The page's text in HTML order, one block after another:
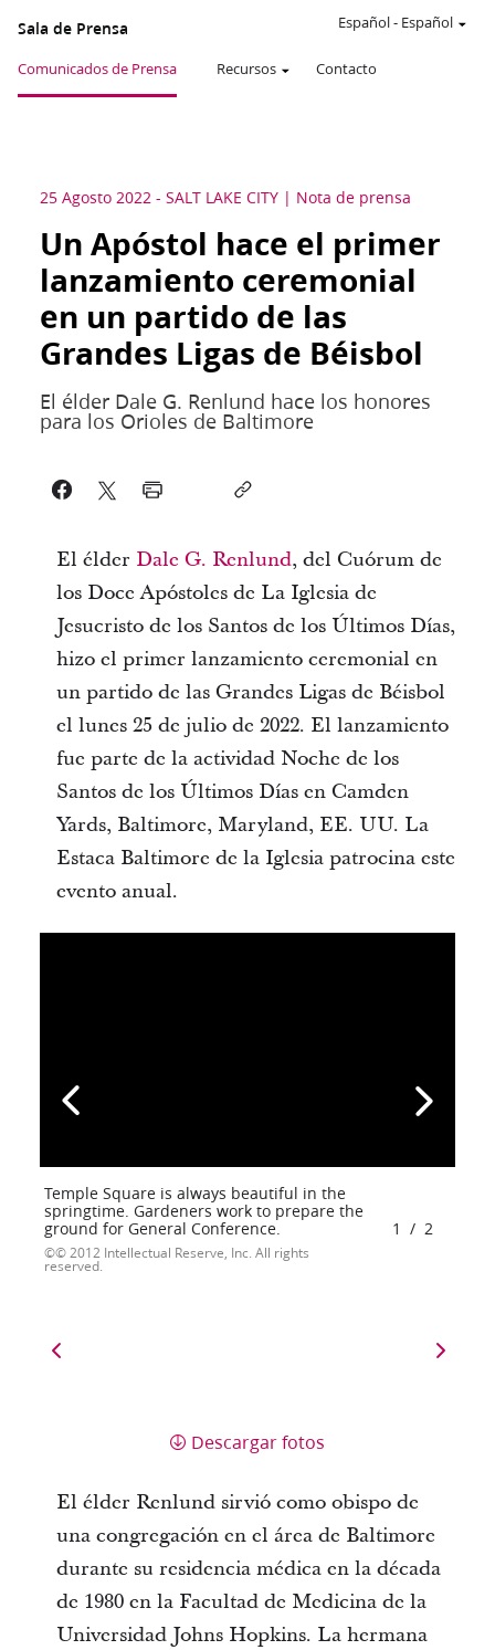
Sala de Prensa
Comunicados de Prensa Recursos Contacto
Español- Español
25 Agosto 2022 - SALT LAKE CITY Nota de prensa
Un Apóstol hace el primer
lanzamiento ceremonial
en un partido de las
Grandes Ligas de Béisbol
El élder Dale G. Renlund hace los honores
para los Orioles de Baltimore
El élder Dale G. Renlund, del Cuórum de
los Doce Apóstoles de La Iglesia de
Jesucristo de los Santos de los Últimos Días,
hizo el primer lanzamiento ceremonial en
un partido de las Grandes Ligas de Béisbol
el lunes 25 de julio de 2022. El lanzamiento
fue parte de la actividad Noche de los
Santos de los Últimos Días en Camden
Yards, Baltimore, Maryland, EE. UU. La
Estaca Baltimore de la Iglesia patrocina este
evento anual.
Temple Square is always beautiful in the
springtime. Gardeners work to prepare the
ground for General Conference.
© 2012 Intellectual Reserve, Inc. All rights
reserved.
1 / 2
Descargar fotos
El élder Renlund sirvió como obispo de
una congregación en el área de Baltimore
durante su residencia médica en la década
de 1980 en la Facultad de Medicina de la
Universidad Johns Hopkins. La hermana